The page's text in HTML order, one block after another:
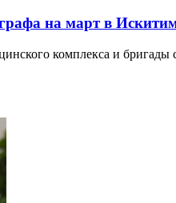
на март в
комплекса и бригады